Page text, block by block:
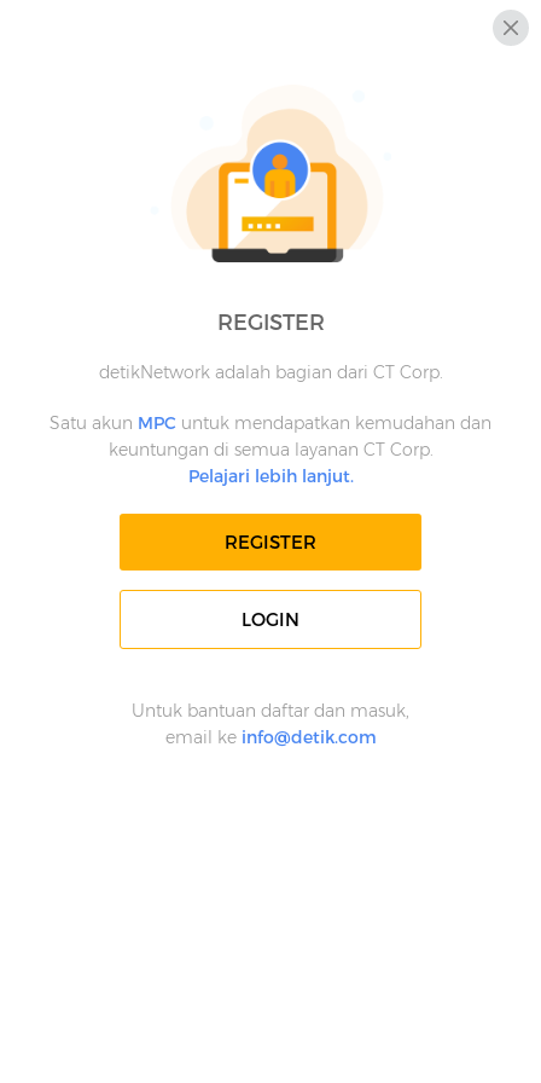
REGISTER
detikNetwork adalah bagian dari CT Corp.
Satu akun MPC untuk mendapatkan kemudahan dan
keuntungan di semua layanan CT Corp.
Pelajari lebih lanjut.
REGISTER
LOGIN
Untuk bantuan daftar dan masuk,
email ke info@detik.com